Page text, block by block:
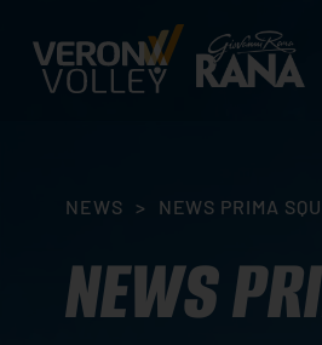
NEWS > NEWS PRIMA
NEWS